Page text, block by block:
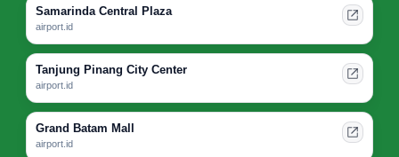
Samarinda Central Plaza
airport.id
Tanjung Pinang City Center
airport.id
Grand Batam Mall
airport.id